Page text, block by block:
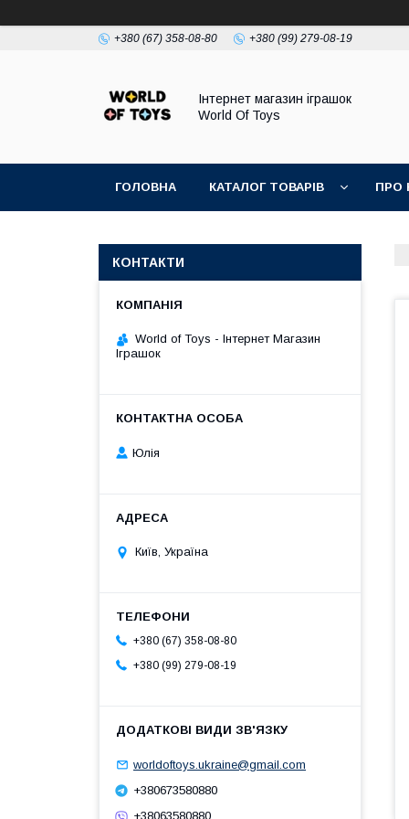
+380 (67) 358-08-80 +380 (99) 279-08-19
Інтернет магазин іграшок
World Of Toys
ГОЛОВНА КАТАЛОГ ТОВАРІВ ПРО
КОНТАКТИ
World of Toys - Інтернет Магазин
Іграшок
Юлія
Київ, Україна
+380 (67) 358-08-80
+380 (99) 279-08-19
worldoftoys.ukraine@gmail.com
+380673580880
+38063580880